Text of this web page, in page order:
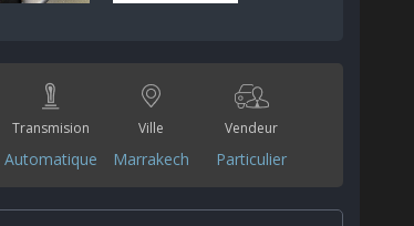
Transmision
Automatique
Ville
Marrakech
Vendeur
Particulier